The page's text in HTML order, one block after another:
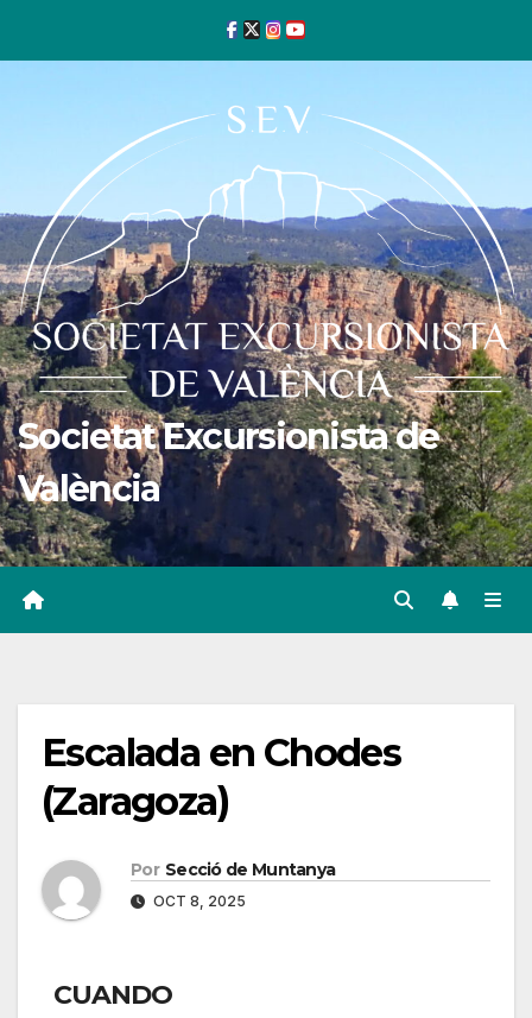
Societat Excursionista de
València
Escalada en Chodes
(Zaragoza)
Por Secció de Muntanya
OCT 8, 2025
CUANDO